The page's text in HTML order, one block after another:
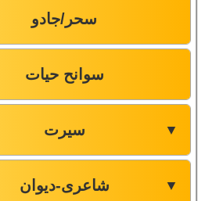
سحر/جادو
سوانح حیات
سیرت ▼
شاعری-دیوان ▼